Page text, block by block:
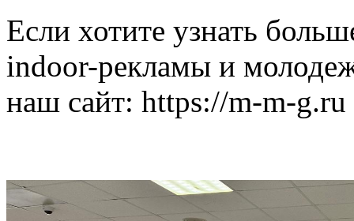
Если хотите узнать
indoor-рекламы и
наш сайт: https://m-m-g.ru